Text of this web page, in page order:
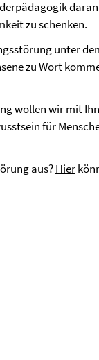
daran
zu schenken.
unter
zu Wort
wollen wir mit
für
aus?Hier